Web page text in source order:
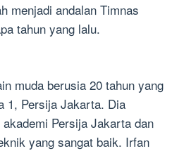
menjadi andalan Timnas
tahun yang lalu.
muda berusia 20 tahun yang
1, Persija Jakarta. Dia
Persija Jakarta dan
yang sangat baik. Irfan